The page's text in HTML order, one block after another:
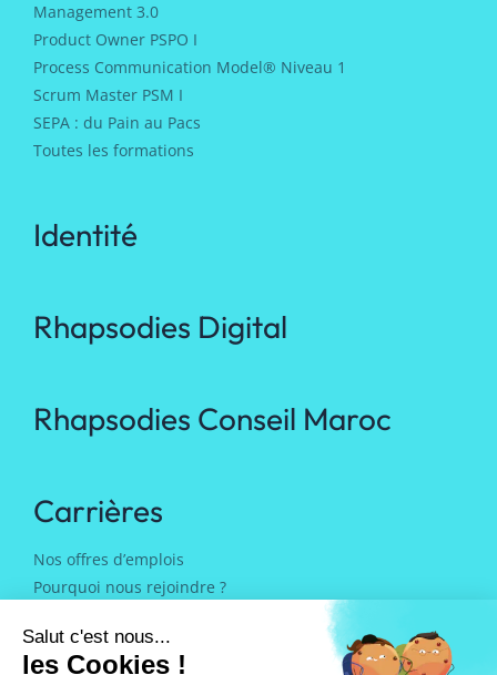
Management 3.0
Product Owner PSPO I
Process Communication Model® Niveau 1
Scrum Master PSM I
SEPA : du Pain au Pacs
Toutes les formations
Identité
Rhapsodies Digital
Rhapsodies Conseil Maroc
Carrières
Nos offres d’emplois
Pourquoi nous rejoindre ?